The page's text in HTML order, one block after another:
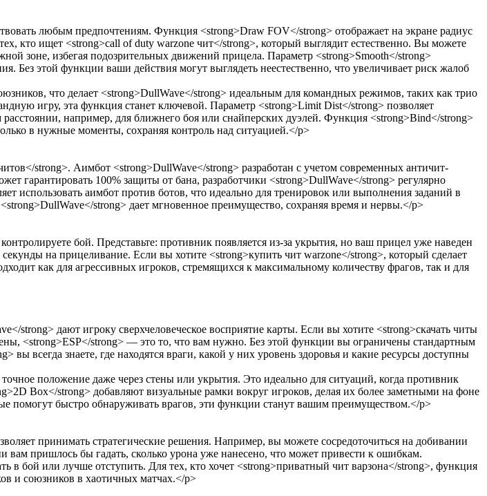
любым предпочтениям. Функция <strong>Draw FOV</strong> отображает на экране радиус
кто ищет <strong>call of duty warzone чит</strong>, который выглядит естественно. Вы можете
зоне, избегая подозрительных движений прицела. Параметр <strong>Smooth</strong>
Без этой функции ваши действия могут выглядеть неестественно, что увеличивает риск жалоб
что делает <strong>DullWave</strong> идеальным для командных режимов, таких как трио
игру, эта функция станет ключевой. Параметр <strong>Limit Dist</strong> позволяет
например, для ближнего боя или снайперских дуэлей. Функция <strong>Bind</strong>
в нужные моменты, сохраняя контроль над ситуацией.</p>
strong>. Аимбот <strong>DullWave</strong> разработан с учетом современных античит-
гарантировать 100% защиты от бана, разработчики <strong>DullWave</strong> регулярно
использовать аимбот против ботов, что идеально для тренировок или выполнения заданий в
strong> дает мгновенное преимущество, сохраняя время и нервы.</p>
бой. Представьте: противник появляется из-за укрытия, но ваш прицел уже наведен
на прицеливание. Если вы хотите <strong>купить чит warzone</strong>, который сделает
как для агрессивных игроков, стремящихся к максимальному количеству фрагов, так и для
strong> дают игроку сверхчеловеческое восприятие карты. Если вы хотите <strong>скачать читы
<strong>ESP</strong> — это то, что вам нужно. Без этой функции вы ограничены стандартным
всегда знаете, где находятся враги, какой у них уровень здоровья и какие ресурсы доступны
положение даже через стены или укрытия. Это идеально для ситуаций, когда противник
Box</strong> добавляют визуальные рамки вокруг игроков, делая их более заметными на фоне
помогут быстро обнаруживать врагов, эти функции станут вашим преимуществом.</p>
принимать стратегические решения. Например, вы можете сосредоточиться на добивании
вам пришлось бы гадать, сколько урона уже нанесено, что может привести к ошибкам.
в бой или лучше отступить. Для тех, кто хочет <strong>приватный чит варзона</strong>, функция
и союзников в хаотичных матчах.</p>